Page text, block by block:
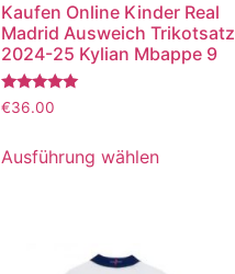
Kaufen Online Kinder Real
Madrid Ausweich Trikotsatz
2024-25 Kylian Mbappe 9
Bewertet
mit
von 5
€36.00
Ausführung wählen